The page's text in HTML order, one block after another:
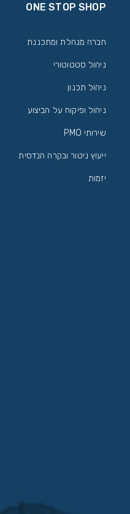
ONE STOP SHOP
חברה מנהלת ומתכננת
ניהול סטטוטורי
ניהול תכנון
ניהול ופיקוח על הביצוע
שירותי PMO
ייעוץ ניטור ובקרה הנדסית
יזמות